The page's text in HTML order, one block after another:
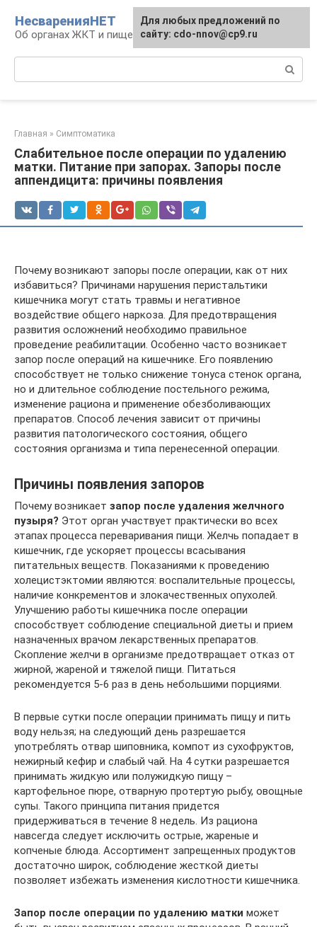
контенту
НесваренияНЕТ
Об органах ЖКТ и пищеварении
Главная » Симптоматика
Слабительное после операции по удалению
матки. Питание при запорах. Запоры после
аппендицита: причины появления
Почему возникают запоры после операции, как от них
избавиться? Причинами нарушения перистальтики
кишечника могут стать травмы и негативное
воздействие общего наркоза. Для предотвращения
развития осложнений необходимо правильное
проведение реабилитации. Особенно часто возникает
запор после операций на кишечнике. Его появлению
способствует не только снижение тонуса стенок органа,
но и длительное соблюдение постельного режима,
изменение рациона и применение обезболивающих
препаратов. Способ лечения зависит от причины
развития патологического состояния, общего
состояния организма и типа перенесенной операции.
Причины появления запоров
Почему возникает запор после удаления желчного
пузыря? Этот орган участвует практически во всех
этапах процесса переваривания пищи. Желчь попадает в
кишечник, где ускоряет процессы всасывания
питательных веществ. Показаниями к проведению
холецистэктомии являются: воспалительные процессы,
наличие конкрементов и злокачественных опухолей.
Улучшению работы кишечника после операции
способствует соблюдение специальной диеты и прием
назначенных врачом лекарственных препаратов.
Скопление желчи в организме предотвращает отказ от
жирной, жареной и тяжелой пищи. Питаться
рекомендуется 5-6 раз в день небольшими порциями.
В первые сутки после операции принимать пищу и пить
воду нельзя; на следующий день разрешается
употреблять отвар шиповника, компот из сухофруктов,
нежирный кефир и слабый чай. На 4 сутки разрешается
принимать жидкую или полужидкую пищу –
картофельное пюре, отварную протертую рыбу, овощные
супы. Такого принципа питания придется
придерживаться в течение 8 недель. Из рациона
навсегда следует исключить острые, жареные и
копченые блюда. Ассортимент запрещенных продуктов
достаточно широк, соблюдение жесткой диеты
позволяет избежать изменения кислотности кишечника.
Запор после операции по удалению матки может
Для любых предложений по
сайту: cdo-nnov@cp9.ru